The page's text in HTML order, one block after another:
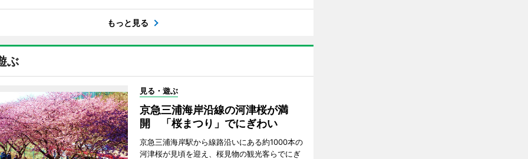
もっと見る
ぶ
見る・遊ぶ
京急三浦海岸沿線の河津桜が満
開 「桜まつり」でにぎわい
京急三浦海岸駅から線路沿いにある約1000本の
河津桜が見頃を迎え、桜見物の観光客らでにぎ